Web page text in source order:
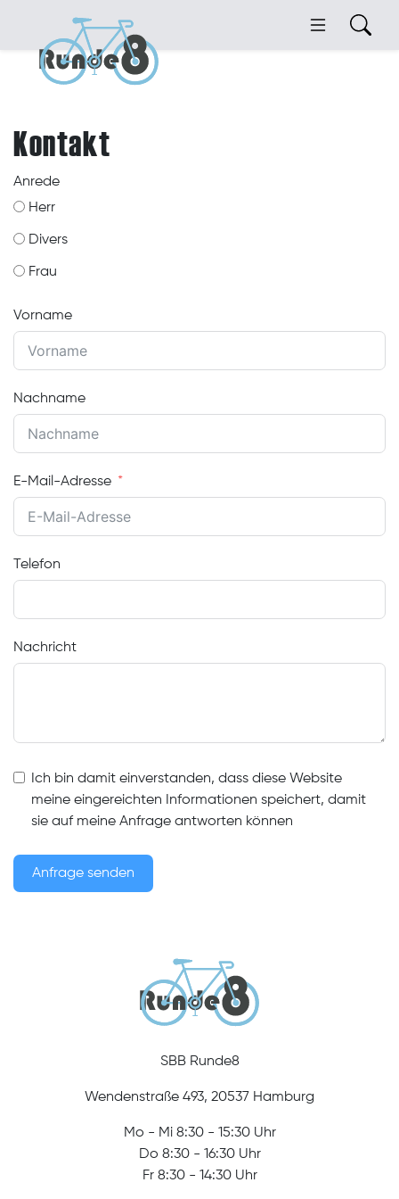
Kontakt
Anrede
Herr
Divers
Frau
Vorname
Nachname
E-Mail-Adresse
Telefon
Nachricht
Ich bin damit einverstanden, dass diese Website
meine eingereichten Informationen speichert, damit
sie auf meine Anfrage antworten können
Anfrage senden
SBB Runde8
Wendenstraße 493, 20537 Hamburg
Mo - Mi 8:30 - 15:30 Uhr
Do 8:30 - 16:30 Uhr
Fr 8:30 - 14:30 Uhr